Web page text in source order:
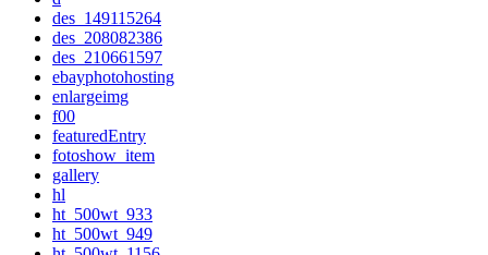
des_149115264
des_208082386
des_210661597
ebayphotohosting
enlargeimg
f00
featuredEntry
fotoshow_item
gallery
hl
ht_500wt_933
ht_500wt_949